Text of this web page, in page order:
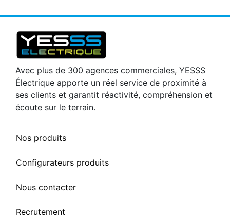
Avec plus de 300 agences commerciales, YESSS
Électrique apporte un réel service de proximité à
ses clients et garantit réactivité, compréhension et
écoute sur le terrain.
Nos produits
Configurateurs produits
Nous contacter
Recrutement